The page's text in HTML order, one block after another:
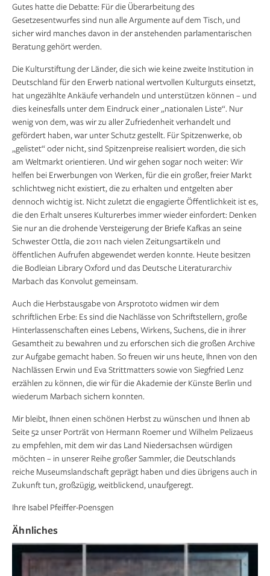
Gutes hatte die Debatte: Für die Überarbeitung des
Gesetzesentwurfes sind nun alle Argumente auf dem Tisch, und
sicher wird manches davon in der anstehenden parlamentarischen
Beratung gehört werden.
Die Kulturstiftung der Länder, die sich wie keine zweite Institution in
Deutschland für den Erwerb national wertvollen Kulturguts einsetzt,
hat ungezählte Ankäufe verhandeln und unterstützen können – und
dies keinesfalls unter dem Eindruck einer „nationalen Liste“. Nur
wenig von dem, was wir zu aller Zufriedenheit verhandelt und
gefördert haben, war unter Schutz gestellt. Für Spitzenwerke, ob
„gelistet“ oder nicht, sind Spitzenpreise realisiert worden, die sich
am Weltmarkt orientieren. Und wir gehen sogar noch weiter: Wir
helfen bei Erwerbungen von Werken, für die ein großer, freier Markt
schlichtweg nicht existiert, die zu erhalten und entgelten aber
dennoch wichtig ist. Nicht zuletzt die engagierte Öffentlichkeit ist es,
die den Erhalt unseres Kulturerbes immer wieder einfordert: Denken
Sie nur an die drohende Versteigerung der Briefe Kafkas an seine
Schwester Ottla, die 2011 nach vielen Zeitungsartikeln und
öffentlichen Aufrufen abgewendet werden konnte. Heute besitzen
die Bodleian Library Oxford und das Deutsche Literaturarchiv
Marbach das Konvolut gemeinsam.
Auch die Herbstausgabe von Arsprototo widmen wir dem
schriftlichen Erbe: Es sind die Nachlässe von Schriftstellern, große
Hinterlassenschaften eines Lebens, Wirkens, Suchens, die in ihrer
Gesamtheit zu bewahren und zu erforschen sich die großen Archive
zur Aufgabe gemacht haben. So freuen wir uns heute, Ihnen von den
Nachlässen Erwin und Eva Strittmatters sowie von Siegfried Lenz
erzählen zu können, die wir für die Akademie der Künste Berlin und
wiederum Marbach sichern konnten.
Mir bleibt, Ihnen einen schönen Herbst zu wünschen und Ihnen ab
Seite 52 unser Porträt von Hermann Roemer und Wilhelm Pelizaeus
zu empfehlen, mit dem wir das Land Niedersachsen würdigen
möchten – in unserer Reihe großer Sammler, die Deutschlands
reiche Museumslandschaft geprägt haben und dies übrigens auch in
Zukunft tun, großzügig, weit­blickend, unaufgeregt.
Ihre Isabel Pfeiffer-Poensgen
Ähnliches